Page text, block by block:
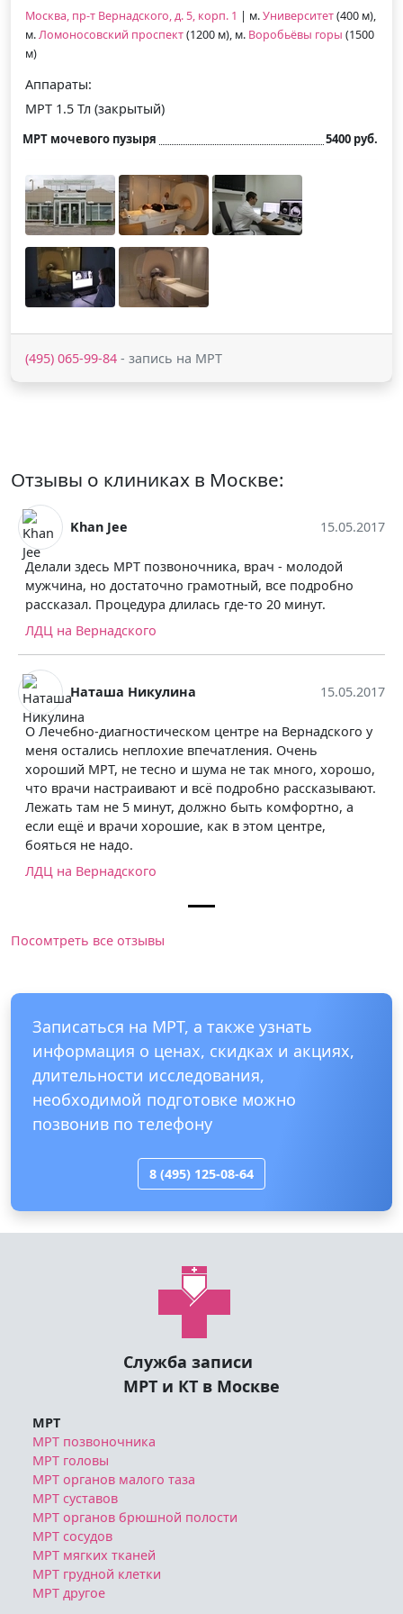
Москва, пр-т Вернадского, д. 5, корп. 1 | м.Университет(400 м),
м.Ломоносовский проспект(1200 м), м. Воробьёвы горы (1500
м)
Аппараты:
МРТ 1.5 Тл (закрытый)
МРТ мочевого пузыря 5400 руб.
(495) 065-99-84 - запись на МРТ
Отзывы о клиниках в Москве:
Khan Jee 15.05.2017
Делали здесь МРТ позвоночника, врач - молодой
мужчина, но достаточно грамотный, все подробно
рассказал. Процедура длилась где-то 20 минут.
ЛДЦ на Вернадского
Наташа Никулина 15.05.2017
О Лечебно-диагностическом центре на Вернадского у
меня остались неплохие впечатления. Очень
хороший МРТ, не тесно и шума не так много, хорошо,
что врачи настраивают и всё подробно рассказывают.
Лежать там не 5 минут, должно быть комфортно, а
если ещё и врачи хорошие, как в этом центре,
бояться не надо.
ЛДЦ на Вернадского
Посомтреть все отзывы
Записаться на МРТ, а также узнать
информация о ценах, скидках и акциях,
длительности исследования,
необходимой подготовке можно
позвонив по телефону
8 (495) 125-08-64
Служба записи
МРТ и КТ в Москве
МРТ
МРТ позвоночника
МРТ головы
МРТ органов малого таза
МРТ суставов
МРТ органов брюшной полости
МРТ сосудов
МРТ мягких тканей
МРТ грудной клетки
МРТ другое